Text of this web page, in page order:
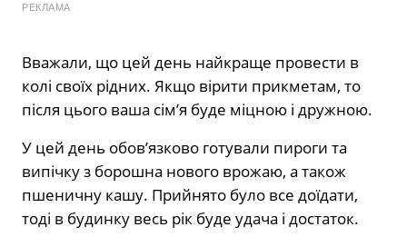
РЕКЛАМА
Вважали, що цей день найкраще провести в
колі своїх рідних. Якщо вірити прикметам, то
після цього ваша сім’я буде міцною і дружною.
У цей день обов’язково готували пироги та
випічку з борошна нового врожаю, а також
пшеничну кашу. Прийнято було все доїдати,
тоді в будинку весь рік буде удача і достаток.